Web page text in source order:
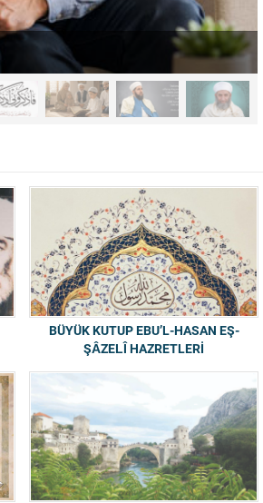
BÜYÜK KUTUP EBU’L-HASAN EŞ-
ŞÂZELÎ HAZRETLERİ